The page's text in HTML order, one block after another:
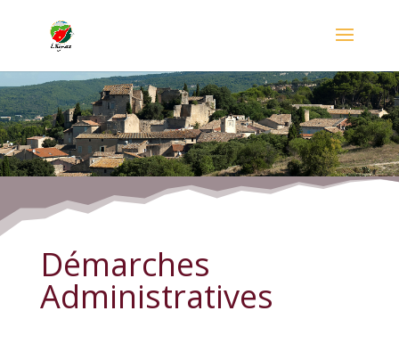
Démarches Administratives
Démarches
Administratives